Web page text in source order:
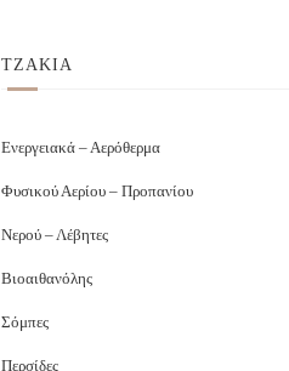
ΤΖΑΚΙΑ
Ενεργειακά – Αερόθερμα
Φυσικού Αερίου – Προπανίου
Νερού – Λέβητες
Βιοαιθανόλης
Σόμπες
Περσίδες